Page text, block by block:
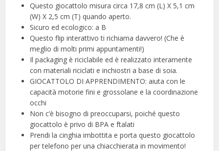
Questo giocattolo misura circa 17,8 cm (L) X 5,1 cm
(W) X 2,5 cm (T) quando aperto.
Sicuro ed ecologico: a B
Questo flip interattivo ti richiama davvero! (Che è
meglio di molti primi appuntamenti!)
Il packaging è riciclabile ed è realizzato interamente
con materiali riciclati e inchiostri a base di soia.
GIOCATTOLO DI APPRENDIMENTO: aiuta con le
capacità motorie fini e grossolane e la coordinazione
occhi
Non c’è bisogno di preoccuparsi, poiché questo
giocattolo è privo di BPA e ftalati
Prendi la cinghia imbottita e porta questo giocattolo
per telefono per una chiacchierata in movimento!